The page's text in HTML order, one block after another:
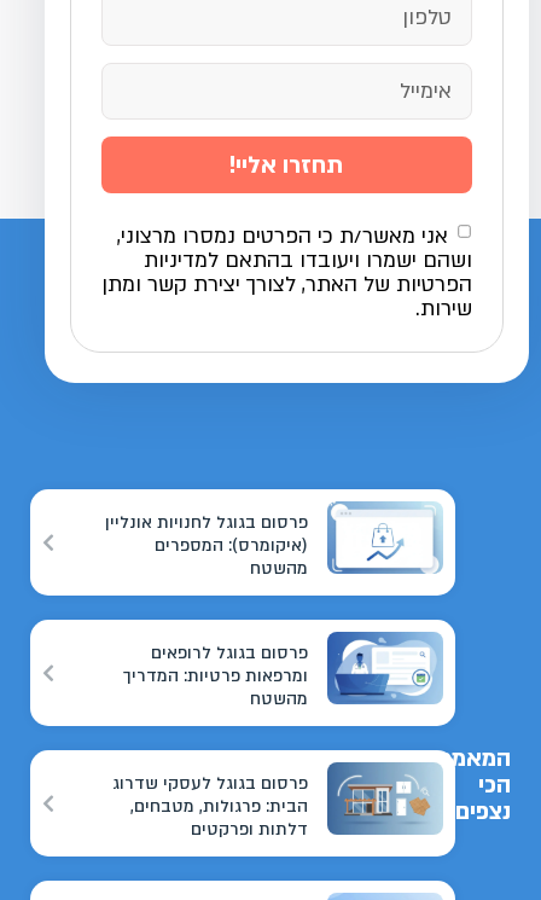
אני מאשר/ת כי הפרטים נמסרו מרצוני,
ושהם ישמרו ויעובדו בהתאם למדיניות
הפרטיות של האתר, לצורך יצירת קשר ומתן
שירות.
תחזרו אליי!
המאמרים
הכי
נצפים
פרסום בגוגל לחנויות אונליין
(איקומרס): המספרים
מהשטח
פרסום בגוגל לרופאים
ומרפאות פרטיות: המדריך
מהשטח
פרסום בגוגל לעסקי שדרוג
הבית: פרגולות, מטבחים,
דלתות ופרקטים